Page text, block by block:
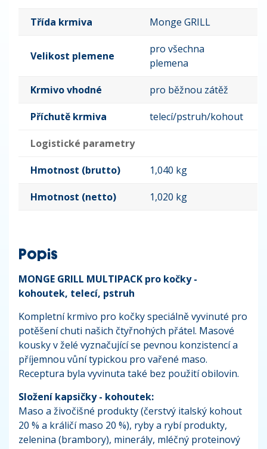
Třída krmiva Monge GRILL
Velikost plemene
pro všechna
plemena
Krmivo vhodné pro běžnou zátěž
Příchutě krmiva telecí/pstruh/kohout
Logistické parametry
Hmotnost (brutto) 1,040 kg
Hmotnost (netto) 1,020 kg
Popis
MONGE GRILL MULTIPACK pro kočky -
kohoutek, telecí, pstruh
Kompletní krmivo pro kočky speciálně vyvinuté pro
potěšení chuti našich čtyřnohých přátel. Masové
kousky v želé vyznačující se pevnou konzistencí a
příjemnou vůní typickou pro vařené maso.
Receptura byla vyvinuta také bez použití obilovin.
Složení kapsičky - kohoutek:
Maso a živočišné produkty (čerstvý italský kohout
20 % a králičí maso 20 %), ryby a rybí produkty,
zelenina (brambory), minerály, mléčný proteinový